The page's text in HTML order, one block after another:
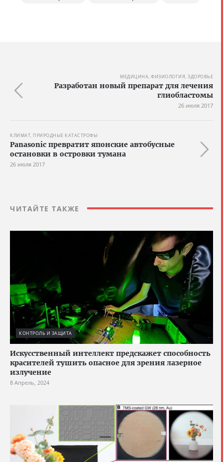
МЕДИЦИНА, ФИЗИОЛОГИЯ, ЗДОРОВЬЕ
Разработан новый препарат для лечения
глиобластомы
26 июля 2017
КЛИМАТ, ПРИРОДНЫЕ КАТАСТРОФЫ
Panasonic превратит японские автобусные
остановки в островки тумана
26 июля 2017
ЧИТАЙТЕ ТАКЖЕ
КОНТРОЛЬ И ЗАЩИТА
Искусственный интеллект предскажет способность
красителей тушить опасное для зрения лазерное
излучение
8 Апрель, 2024